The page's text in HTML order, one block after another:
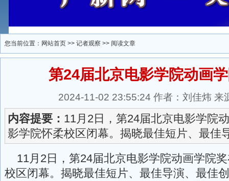
您当前位置： 网站首页 >> 记者观察 >> 阅读文章
第24届北京电影学院动画
2024-11-02 23:55:24 作者：刘佳炜
内容提要： 11月2日，第24届北京电影学院
影学院怀柔校区闭幕。揭晓最佳短片、最佳
11月2日，第24届北京电影学院动画学院
校区闭幕。揭晓最佳短片、最佳导演、最佳